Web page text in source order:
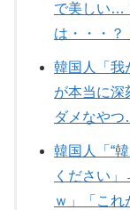
で美しい…
は・・・？
韓国人「我
が本当に
ダメなやつ
韓国人「“
ください
ｗ」「これ